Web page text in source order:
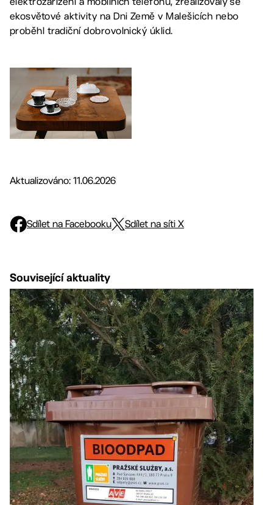
ekosvětové aktivity na Dni Země v Malešicích nebo
proběhl tradiční dobrovolnický úklid.
Aktualizováno: 11.06.2026
Sdílet na Facebooku Sdílet na síti X
Související aktuality